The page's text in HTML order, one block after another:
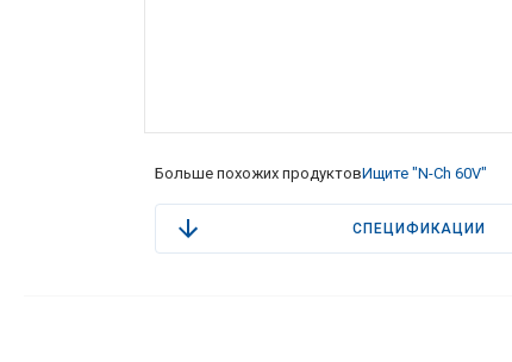
Больше похожих продуктовИщите "N-Ch 60V"
СПЕЦИФИКАЦИИ